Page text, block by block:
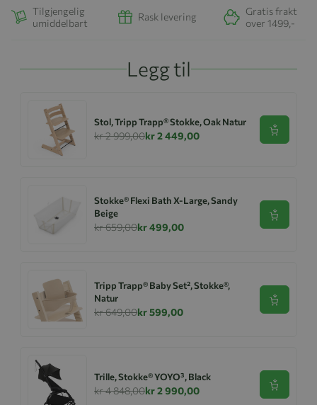
Tilgjengelig
umiddelbart
Rask levering
Gratis frakt
over 1499,-
Legg til
Stol, Tripp Trapp® Stokke, Oak Natur
kr 2 999,00kr 2 449,00 Se
Stokke® Flexi Bath X-Large, Sandy
Beige
kr 659,00kr 499,00
Se
Tripp Trapp® Baby Set², Stokke®,
Natur
kr 649,00kr 599,00
Se
Trille, Stokke® YOYO³, Black
kr 4 848,00kr 2 990,00 Se